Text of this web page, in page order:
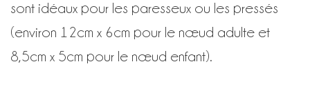
sont idéaux pour les paresseux ou les pressés
(environ 12cm x 6cm pour le nœud adulte et
8,5cm x 5cm pour le nœud enfant).